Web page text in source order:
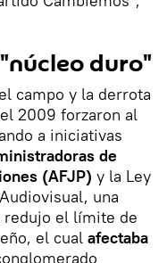
duro"
campo y la derrota
2009 forzaron al
a iniciativas
de
(AFJP) y la Ley
una
redujo el límite de
el cual afectaba